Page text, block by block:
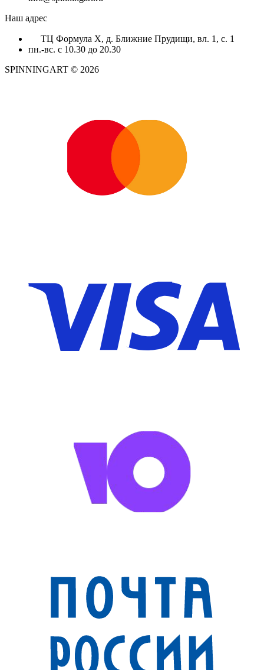
Наш адрес
ТЦ Формула X, д. Ближние Прудищи, вл. 1, с. 1
пн.-вс. с 10.30 до 20.30
SPINNINGART © 2026